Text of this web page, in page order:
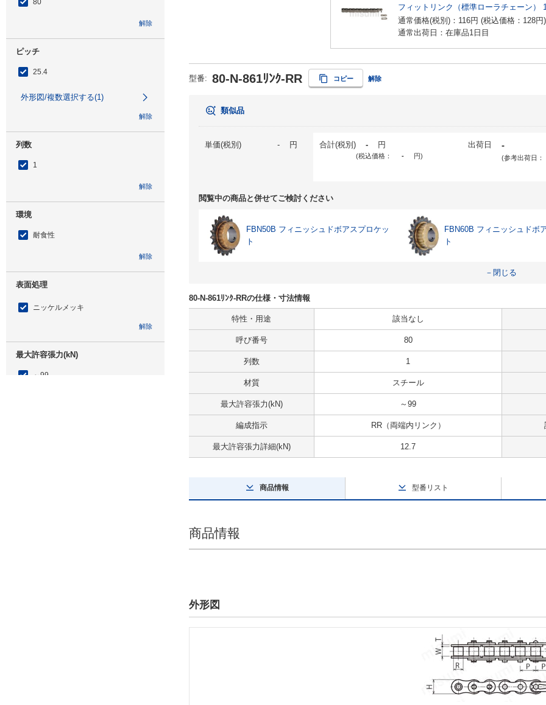
80
解除
ピッチ
25.4
外形図/複数選択する(1)
解除
列数
1
解除
環境
耐食性
解除
表面処理
ニッケルメッキ
解除
最大許容張力(kN)
～99
フィットリンク（標準ローラチェーン）
通常価格(税別)： 116円 (税込価格： 128円)
通常出荷日：在庫品1日目
型番: 80-N-861ﾘﾝｸ-RR コピー 解除
類似品
単価(税別) - 円 合計(税別) - 円
(税込価格： - 円)
出荷日 -
(参考出荷日：
閲覧中の商品と併せてご検討ください
FBN50B フィニッシュドボアスプロケッ
ト
FBN60B フィニッシュドボ
ト
－閉じる
80-N-861ﾘﾝｸ-RRの仕様・寸法情報
特性・用途 該当なし
呼び番号 80
列数 1
材質 スチール
最大許容張力(kN) ～99
編成指示 RR（両端内リンク）
最大許容張力詳細(kN) 12.7
商品情報 型番リスト
商品情報
外形図